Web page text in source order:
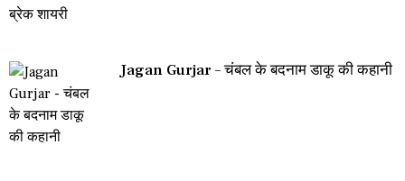
Jagan Gurjar – चंबल के बदनाम डाकू की कहानी